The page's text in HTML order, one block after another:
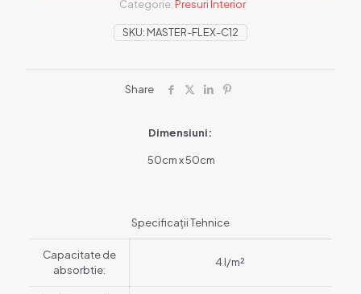
SKU: MASTER-FLEX-C12
Categorie: Presuri Interior
Share
Dimensiuni:
50cm x 50cm
Specificații Tehnice
Capacitate de
absorbtie:
4 l/m²